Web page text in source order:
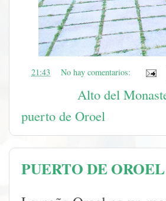
21:43 No hay comentarios:
Alto del
puerto de Oroel
PUERTO DE